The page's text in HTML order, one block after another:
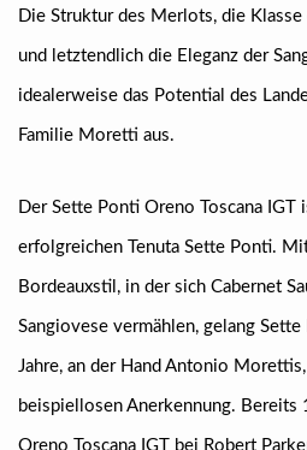
Die Struktur des Merlots, die Klasse
und letztendlich die Eleganz der
idealerweise das Potential des
Familie Moretti aus.
Der Sette Ponti Oreno Toscana IGT
erfolgreichen Tenuta Sette Ponti.
Bordeauxstil, in der sich Cabernet
Sangiovese vermählen, gelang
Jahre, an der Hand Antonio
beispiellosen Anerkennung.
Oreno Toscana IGT bei Robert